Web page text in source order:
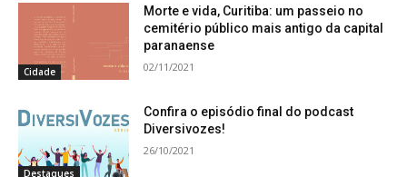
Cidade
Morte e vida, Curitiba: um passeio no
cemitério público mais antigo da capital
paranaense
02/11/2021
Destaques
Confira o episódio final do podcast
Diversivozes!
26/10/2021